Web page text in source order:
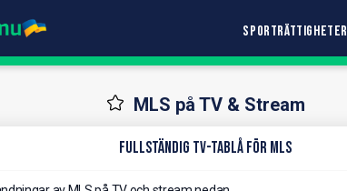
SPORTRÄTTIGHETER
MLS på TV & Stream
Fullständig TV-Tablå för MLS